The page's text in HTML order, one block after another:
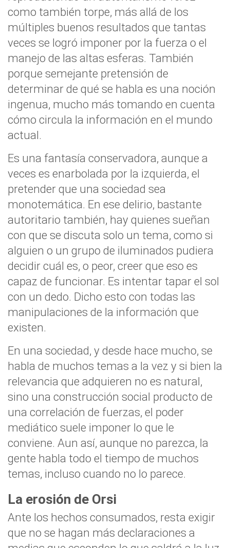
como también torpe, más allá de los
múltiples buenos resultados que tantas
veces se logró imponer por la fuerza o el
manejo de las altas esferas. También
porque semejante pretensión de
determinar de qué se habla es una noción
ingenua, mucho más tomando en cuenta
cómo circula la información en el mundo
actual.
Es una fantasía conservadora, aunque a
veces es enarbolada por la izquierda, el
pretender que una sociedad sea
monotemática. En ese delirio, bastante
autoritario también, hay quienes sueñan
con que se discuta solo un tema, como si
alguien o un grupo de iluminados pudiera
decidir cuál es, o peor, creer que eso es
capaz de funcionar. Es intentar tapar el sol
con un dedo. Dicho esto con todas las
manipulaciones de la información que
existen.
En una sociedad, y desde hace mucho, se
habla de muchos temas a la vez y si bien la
relevancia que adquieren no es natural,
sino una construcción social producto de
una correlación de fuerzas, el poder
mediático suele imponer lo que le
conviene. Aun así, aunque no parezca, la
gente habla todo el tiempo de muchos
temas, incluso cuando no lo parece.
La erosión de Orsi
Ante los hechos consumados, resta exigir
que no se hagan más declaraciones a